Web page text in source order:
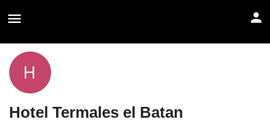
Hotel Termales el Batan